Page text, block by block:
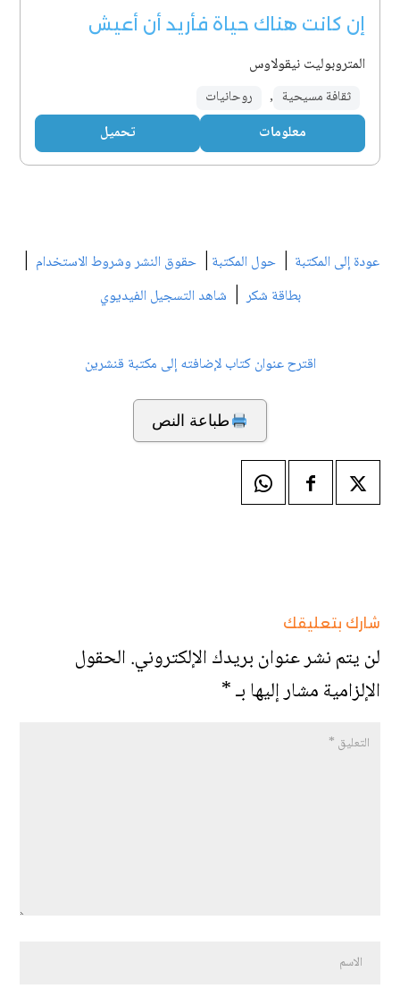
إن كانت هناك حياة فأريد أن أعيش
المتروبوليت نيقولاوس
ثقافة مسيحية , روحانيات
معلومات تحميل
عودة إلى المكتبة | حول المكتبة | حقوق النشر وشروط الاستخدام |
بطاقة شكر| شاهد التسجيل الفيديوي
اقترح عنوان كتاب لإضافته إلى مكتبة قنشرين
طباعة النص
شارك بتعليقك
لن يتم نشر عنوان بريدك الإلكتروني.الحقول
الإلزامية مشار إليها بـ*